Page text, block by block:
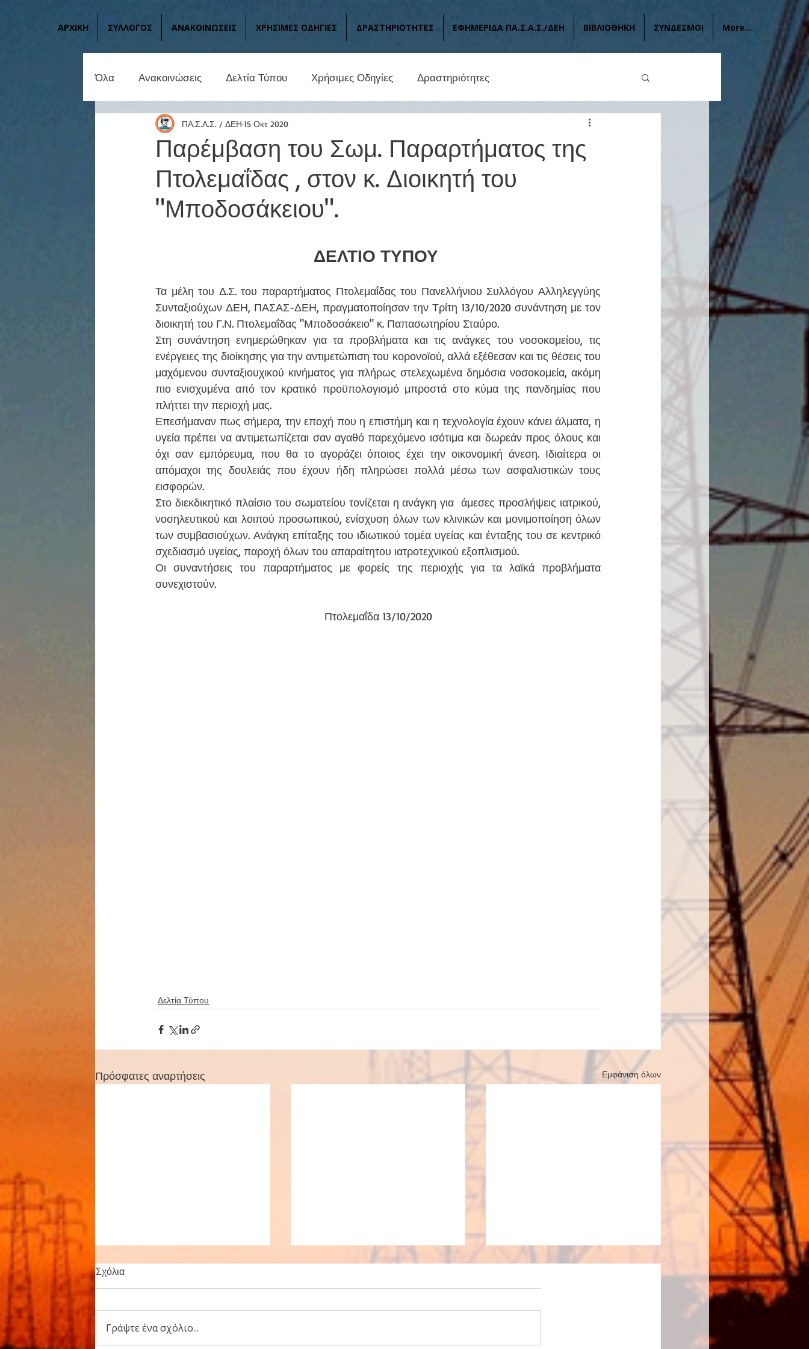
ΑΡΧΙΚΗ ΣΥΛΛΟΓΟΣ ΑΝΑΚΟΙΝΩΣΕΙΣ ΧΡΗΣΙΜΕΣ ΟΔΗΓΙΕΣ ΔΡΑΣΤΗΡΙΟΤΗΤΕΣ ΕΦΗΜΕΡΙΔΑ ΠΑ.Σ.Α.Σ./ΔΕΗ ΒΙΒΛΙΟΘΗΚΗ ΣΥΝΔΕΣΜΟΙ More...
Όλα Ανακοινώσεις Δελτία Τύπου Χρήσιμες Οδηγίες Δραστηριότητες
Παρέμβαση του Σωμ. Παραρτήματος της
Πτολεμαΐδας , στον κ. Διοικητή του
"Μποδοσάκειου".
ΠΑ.Σ.Α.Σ. / ΔΕΗ 15 Οκτ 2020
ΔΕΛΤΙΟ ΤΥΠΟΥ
Τα μέλη του Δ.Σ. του παραρτήματος Πτολεμαΐδας του Πανελλήνιου Συλλόγου Αλληλεγγύης
Συνταξιούχων ΔΕΗ, ΠΑΣΑΣ-ΔΕΗ, πραγματοποίησαν την Τρίτη 13/10/2020 συνάντηση με τον
διοικητή του Γ.Ν. Πτολεμαΐδας "Μποδοσάκειο" κ. Παπασωτηρίου Σταύρο.
Στη συνάντηση ενημερώθηκαν για τα προβλήματα και τις ανάγκες του νοσοκομείου, τις
ενέργειες της διοίκησης για την αντιμετώπιση του κορονοϊού, αλλά εξέθεσαν και τις θέσεις του
μαχόμενου συνταξιουχικού κινήματος για πλήρως στελεχωμένα δημόσια νοσοκομεία, ακόμη
πιο ενισχυμένα από τον κρατικό προϋπολογισμό μπροστά στο κύμα της πανδημίας που
πλήττει την περιοχή μας.
Επεσήμαναν πως σήμερα, την εποχή που η επιστήμη και η τεχνολογία έχουν κάνει άλματα, η
υγεία πρέπει να αντιμετωπίζεται σαν αγαθό παρεχόμενο ισότιμα και δωρεάν προς όλους και
όχι σαν εμπόρευμα, που θα το αγοράζει όποιος έχει την οικονομική άνεση. Ιδιαίτερα οι
απόμαχοι της δουλειάς που έχουν ήδη πληρώσει πολλά μέσω των ασφαλιστικών τους
εισφορών.
Στο διεκδικητικό πλαίσιο του σωματείου τονίζεται η ανάγκη για  άμεσες προσλήψεις ιατρικού,
νοσηλευτικού και λοιπού προσωπικού, ενίσχυση όλων των κλινικών και μονιμοποίηση όλων
των συμβασιούχων. Ανάγκη επίταξης του ιδιωτικού τομέα υγείας και ένταξης του σε κεντρικό
σχεδιασμό υγείας, παροχή όλων του απαραίτητου ιατροτεχνικού εξοπλισμού.
Οι συναντήσεις του παραρτήματος με φορείς της περιοχής για τα λαϊκά προβλήματα
συνεχιστούν.
Πτολεμαΐδα 13/10/2020
Δελτία Τύπου
Πρόσφατες αναρτήσεις Εμφάνιση όλων
Καταβολή των αναδρομικών
αναδρομικών από τα ειδικά
Δελτίο Τύπου 2/3/2023
Δελτίο Τύπου Ο ΠΑ.Σ.Α.Σ./ΔΕΗ
Σχόλια
Γράψτε ένα σχόλιο...